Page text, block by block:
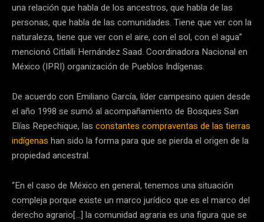
una relación que habla de los ancestros, que habla de las
personas, que habla de las comunidades. Tiene que ver con la
naturaleza, tiene que ver con el aire, con el sol, con el agua”
mencionó Citlalli Hernández Saad. Coordinadora Nacional en
México (IPRI) organización de Pueblos Indígenas.
De acuerdo con Emiliano García, líder campesino quien desde
el año 1998 se sumó al acompañamiento de Bosques San
Elías Repechique, las constantes compraventas de las tierras
indígenas han sido la forma para que se pierda el origen de la
propiedad ancestral.
“En el caso de México en general, tenemos una situación
compleja porque existe un marco jurídico que es el marco del
derecho agrario[…] la comunidad agraria es una figura que se